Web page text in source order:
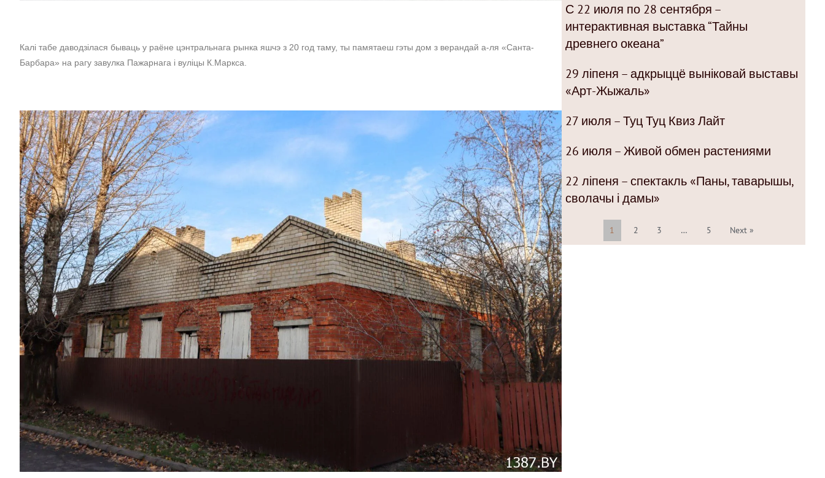
Калі табе даводзілася бываць у раёне цэнтральнага рынка яшчэ з 20 год таму, ты памятаеш гэты дом з верандай а-ля «Санта-
Барбара» на рагу завулка Пажарнага і вуліцы К.Маркса.
С 22 июля по 28 сентября –
интерактивная выставка “Тайны
древнего океана”
29 ліпеня – адкрыццё выніковай выставы
«Арт-Жыжаль»
27 июля – Туц Туц Квиз Лайт
26 июля – Живой обмен растениями
22 ліпеня – спектакль «Паны, таварышы,
сволачы і дамы»
1 2 3 … 5 Next »